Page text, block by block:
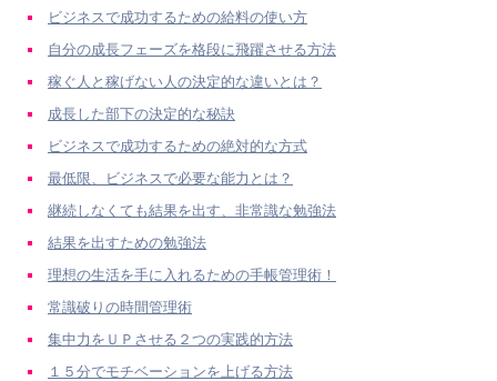
ビジネスで成功するための給料の使い方
自分の成長フェーズを格段に飛躍させる方法
稼ぐ人と稼げない人の決定的な違いとは？
成長した部下の決定的な秘訣
ビジネスで成功するための絶対的な方式
最低限、ビジネスで必要な能力とは？
継続しなくても結果を出す、非常識な勉強法
結果を出すための勉強法
理想の生活を手に入れるための手帳管理術！
常識破りの時間管理術
集中力をＵＰさせる２つの実践的方法
１５分でモチベーションを上げる方法